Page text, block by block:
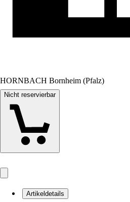
HORNBACH Bornheim (Pfalz)
Nicht reservierbar
Artikeldetails